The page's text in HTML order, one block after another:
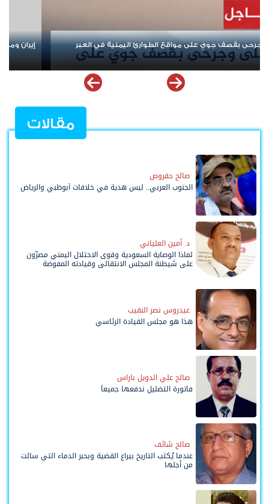
إيران ومحورها.. من "نصرة فلسطين" إلى إشعال أزمات المنطقة
من
مقالات
صالح حقروص
الجنوب العربي.. ليس هدية في خلافات أبوظبي والرياض
د. أمين العلياني
لماذا الوصاية السعودية وقوى الاحتلال اليمني مصرّون
على شيطنة المجلس الانتقالي وقيادته المفوضة
عيدروس نصر النقيب
هذا هو مجلس القيادة الرئاسي
صالح علي الدويل باراس
فاتورة التضليل ندفعها جميعاً
صالح شائف
عندما يُكتب التاريخ بيراع القضية وبحبر الدماء التي سالت
من أجلها